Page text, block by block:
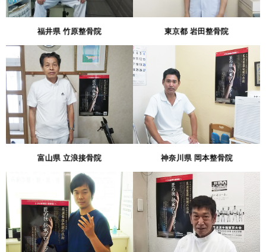
福井県 竹原整骨院 東京都 岩田整骨院
富山県 立浪接骨院 神奈川県 岡本整骨院